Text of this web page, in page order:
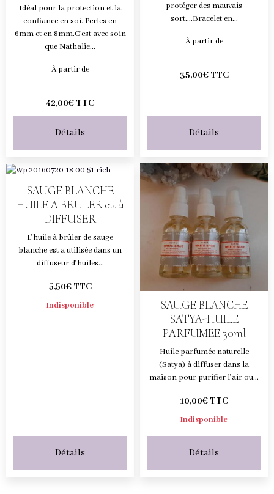
Idéal pour la protection et la
confiance en soi. Perles en
6mm et en 8mm.C'est avec soin
que Nathalie...
À partir de
42,00€ TTC
Détails
protéger des mauvais
sort....Bracelet en...
À partir de
35,00€ TTC
Détails
SAUGE BLANCHE
HUILE A BRULER ou à
DIFFUSER
L'huile à brûler de sauge
blanche est a utilisée dans un
diffuseur d'huiles...
5,50€ TTC
Indisponible
Détails
SAUGE BLANCHE
SATYA-HUILE
PARFUMEE 30ml
Huile parfumée naturelle
(Satya) à diffuser dans la
maison pour purifier l'air ou...
10,00€ TTC
Indisponible
Détails